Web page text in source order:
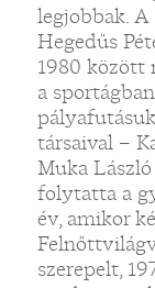
legjobbak.
Hegedűs
1980 között
a
társaival –
Muka
folytatta a
év, amikor
szerepelt,